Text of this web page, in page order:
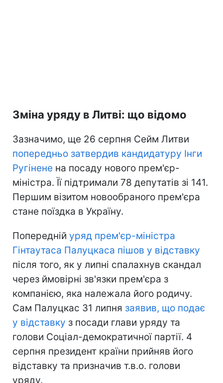
Зміна уряду в Литві: що відомо
Зазначимо, ще 26 серпня Сейм Литви
попередньо затвердив кандидатуру Інги
Ругінене на посаду нового прем'єр-
міністра. Її підтримали 78 депутатів зі 141.
Першим візитом новообраного прем'єра
стане поїздка в Україну.
Попередній уряд прем'єр-міністра
Гінтаутаса Палуцкаса пішов у відставку
після того, як у липні спалахнув скандал
через ймовірні зв'язки прем'єра з
компанією, яка належала його родичу.
Сам Палуцкас 31 липня заявив, що подає
у відставку з посади глави уряду та
голови Соціал-демократичної партії. 4
серпня президент країни прийняв його
відставку та призначив т.в.о. голови
уряду.